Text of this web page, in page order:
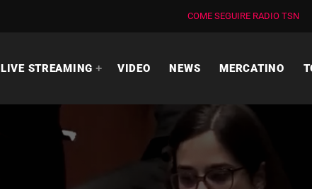
COME SEGUIRE RADIO TSN
LIVE STREAMING VIDEO NEWS MERCATINO